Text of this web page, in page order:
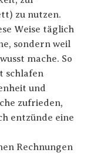
zu nutzen.
Weise täglich
sondern weil
mache. So
schlafen
und
zufrieden,
entzünde eine
Rechnungen